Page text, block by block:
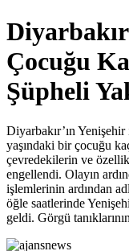
Çocuğu
Şüpheli
Diyarbakır’ın
yaşındaki bir çocuğu
çevredekilerin ve
engellendi. Olayın
işlemlerinin ardından
öğle saatlerinde
geldi. Görgü